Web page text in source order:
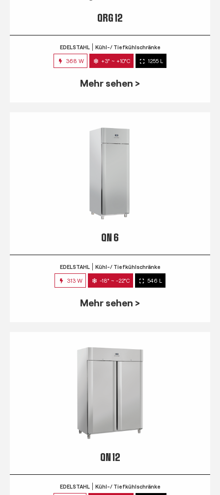
QRG 12
EDELSTAHL Kühl-/ Tiefkühlschränke
368 W +3° ~ +10°C 1255 L
Mehr sehen >
QN 6
EDELSTAHL Kühl-/ Tiefkühlschränke
313 W -18° ~ -22°C 546 L
Mehr sehen >
QN 12
EDELSTAHL Kühl-/ Tiefkühlschränke